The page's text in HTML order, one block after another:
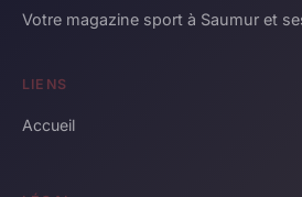
Votre magazine sport à Saumur et
LIENS
Accueil